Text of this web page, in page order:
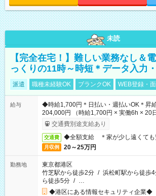
未読
【完全在宅！】難しい業務なし＆
っくりの11時～時短＊データ入力
派遣 職種未経験OK ブランクOK WEB登録・
給与
◆時給1,700円＊日払い・週払いOK＊昇
204,000円 （時給1,700円 × 実働6h × 20日
交通費別途支給あり
交通費 ◆全額支給 ＊家が少し遠くても
月収例 20～25万円
勤務地
東京都港区
竹芝駅から徒歩2分 / 浜松町駅から徒歩
ら徒歩5分 / …
◆港区にある情報セキュリティ企業◆